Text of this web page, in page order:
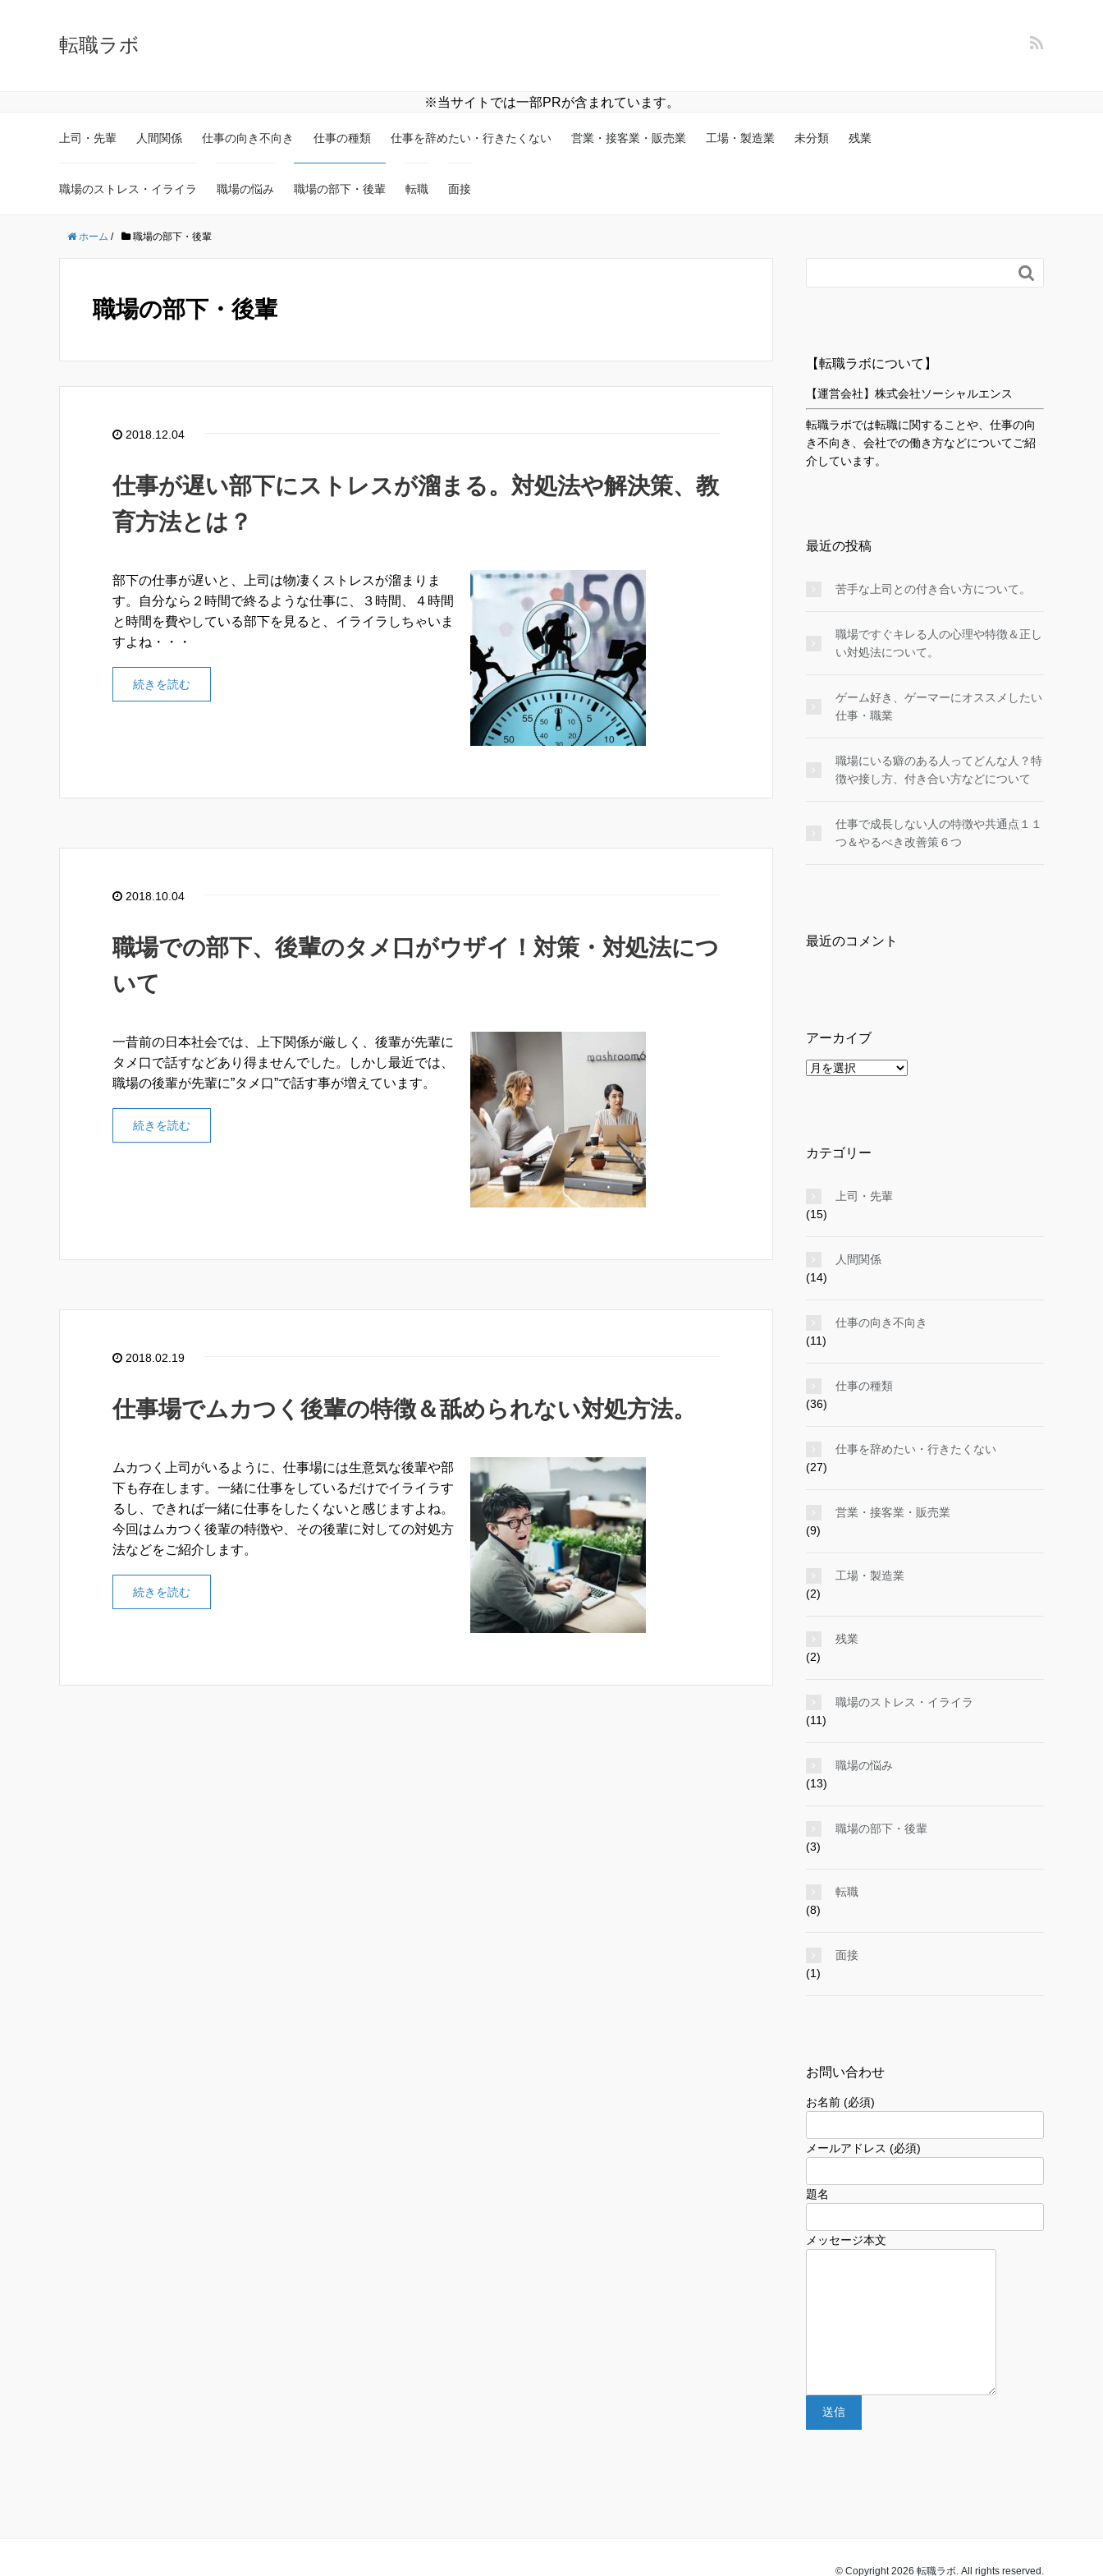
転職ラボ
※当サイトでは一部PRが含まれています。
上司・先輩 人間関係 仕事の向き不向き 仕事の種類 仕事を辞めたい・行きたくない 営業・接客業・販売業 工場・製造業 未分類 残業
職場のストレス・イライラ 職場の悩み 職場の部下・後輩 転職 面接
ホーム / 職場の部下・後輩
職場の部下・後輩
2018.12.04
仕事が遅い部下にストレスが溜まる。対処法や解決策、教
育方法とは？
部下の仕事が遅いと、上司は物凄くストレスが溜まりま
す。自分なら２時間で終るような仕事に、３時間、４時間
と時間を費やしている部下を見ると、イライラしちゃいま
すよね・・・
続きを読む
2018.10.04
職場での部下、後輩のタメ口がウザイ！対策・対処法につ
いて
一昔前の日本社会では、上下関係が厳しく、後輩が先輩に
タメ口で話すなどあり得ませんでした。しかし最近では、
職場の後輩が先輩に”タメ口”で話す事が増えています。
続きを読む
2018.02.19
仕事場でムカつく後輩の特徴＆舐められない対処方法。
ムカつく上司がいるように、仕事場には生意気な後輩や部
下も存在します。一緒に仕事をしているだけでイライラす
るし、できれば一緒に仕事をしたくないと感じますよね。
今回はムカつく後輩の特徴や、その後輩に対しての対処方
法などをご紹介します。
続きを読む

【転職ラボについて】
【運営会社】株式会社ソーシャルエンス
転職ラボでは転職に関することや、仕事の向
き不向き、会社での働き方などについてご紹
介しています。
最近の投稿
苦手な上司との付き合い方について。
職場ですぐキレる人の心理や特徴＆正し
い対処法について。
ゲーム好き、ゲーマーにオススメしたい
仕事・職業
職場にいる癖のある人ってどんな人？特
徴や接し方、付き合い方などについて
仕事で成長しない人の特徴や共通点１１
つ＆やるべき改善策６つ
最近のコメント
アーカイブ
ア
カテゴリー
上司・先輩
(15)
人間関係
(14)
仕事の向き不向き
(11)
仕事の種類
(36)
仕事を辞めたい・行きたくない
(27)
営業・接客業・販売業
(9)
工場・製造業
(2)
残業
(2)
職場のストレス・イライラ
(11)
職場の悩み
(13)
職場の部下・後輩
(3)
転職
(8)
面接
(1)
お問い合わせ
お名前 (必須)
メールアドレス (必須)
題名
メッセージ本文
© Copyright 2026 転職ラボ. All rights reserved.